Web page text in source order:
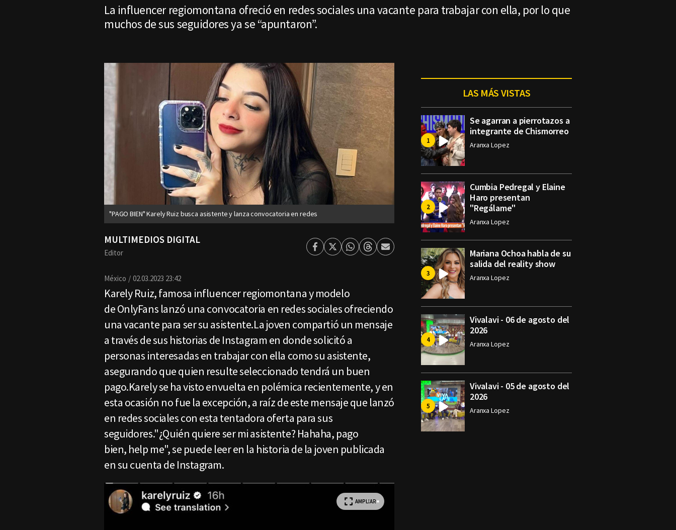
La influencer regiomontana ofreció en redes sociales una vacante para trabajar con ella, por lo que
muchos de sus seguidores ya se “apuntaron”.
"PAGO BIEN" Karely Ruiz busca asistente y lanza convocatoria en redes
MULTIMEDIOS DIGITAL
Editor Facebook
TwitterWhatsapp
ThreadsEnviar
México 02.03.2023 23:42
Karely Ruiz, famosa influencer regiomontana y modelo
de OnlyFans lanzó una convocatoria en redes sociales ofreciendo
una vacante para ser su asistente.La joven compartió un mensaje
a través de sus historias de Instagram en donde solicitó a
personas interesadas en trabajar con ella como su asistente,
asegurando que quien resulte seleccionado tendrá un buen
pago.Karely se ha visto envuelta en polémica recientemente, y en
esta ocasión no fue la excepción, a raíz de este mensaje que lanzó
en redes sociales con esta tentadora oferta para sus
seguidores."¿Quién quiere ser mi asistente? Hahaha, pago
bien, help me", se puede leer en la historia de la joven publicada
en su cuenta de Instagram.
AMPLIAR
LAS MÁS VISTAS
Se agarran a pierrotazos a
integrante de Chismorreo
Aranxa Lopez
Cumbia Pedregal y Elaine
Haro presentan
"Regálame"
Aranxa Lopez
Mariana Ochoa habla de su
salida del reality show
Aranxa Lopez
Vivalavi - 06 de agosto del
2026
Aranxa Lopez
Vivalavi - 05 de agosto del
2026
Aranxa Lopez